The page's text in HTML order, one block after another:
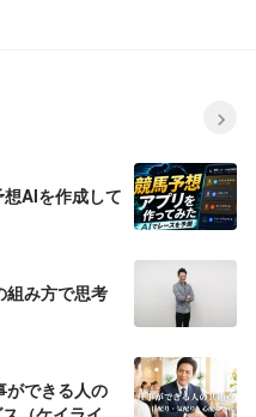
AIを作成して
組み方で思考
ができる人の